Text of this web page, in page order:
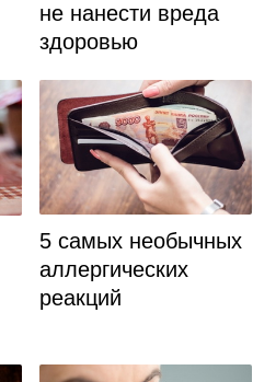
не нанести вреда
здоровью
5 самых необычных
аллергических
реакций